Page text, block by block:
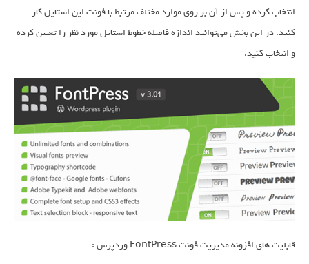
انتخاب کرده و پس از آن بر روی موارد مختلف مرتبط با فونت این استایل کار
کنید. در این بخش می‌توانید اندازه فاصله خطوط استایل مورد نظر را تعیین کرده
و انتخاب کنید.
قابلیت های افزونه مدیریت فونت FontPress وردپرس :